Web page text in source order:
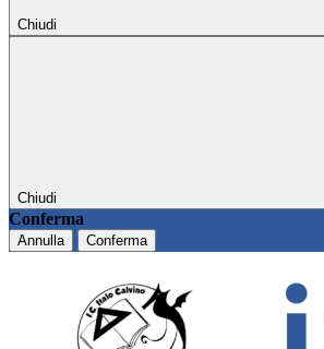
Chiudi
Chiudi
Conferma
Annulla Conferma